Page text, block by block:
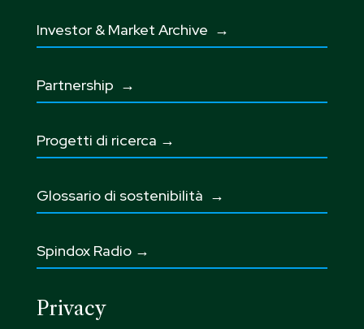
Investor & Market Archive →
Partnership →
Progetti di ricerca →
Glossario di sostenibilità →
Spindox Radio →
Privacy